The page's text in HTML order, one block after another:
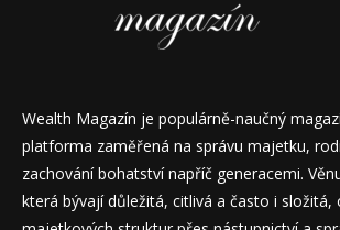
Wealth Magazín je populárně-naučný
platforma zaměřená na správu majetku,
zachování bohatství napříč generacemi.
která bývají důležitá, citlivá a často i složitá,